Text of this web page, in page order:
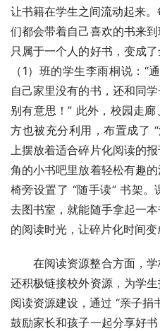
让书籍在学生之间流动起来
们都会带着自己喜欢的书来
只属于一个人的好书，变成
（1）班的学生李雨桐说：“
自己家里没有的书，还和同
别有意思！” 此外，校园走
方也被充分利用，布置成了
上摆放着适合碎片化阅读的
角的小书吧里放着轻松有趣
椅旁设置了 “随手读” 书架
去图书室，就能随手拿起一
的阅读时光，让碎片化时间变
在阅读资源整合方面，
还积极链接校外资源，为学
阅读资源建设，通过 “亲子捐
鼓励家长和孩子一起分享好